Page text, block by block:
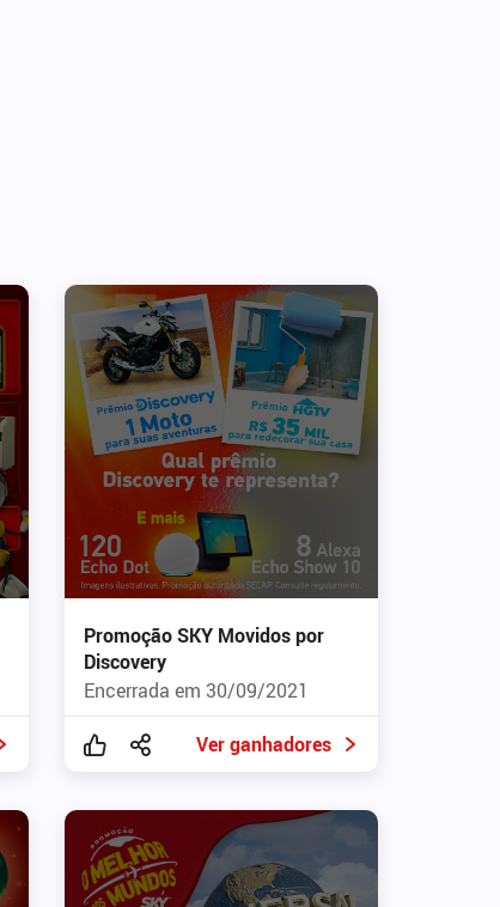
Promoção SKY Movidos por
Discovery
Encerrada em 30/09/2021
Ver ganhadores